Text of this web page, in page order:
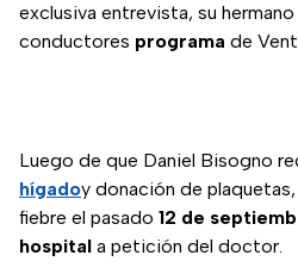
exclusiva entrevista, su
conductores programa de
Luego de que Daniel Bisogno
hígadoy donación de
fiebre el pasado 12 de
hospital a petición del doctor.